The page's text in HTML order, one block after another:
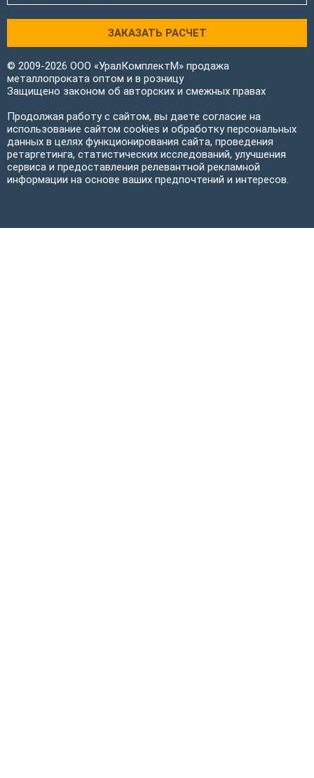
ЗАКАЗАТЬ РАСЧЕТ
© 2009-2026 ООО «УралКомплектМ» продажа
металлопроката оптом и в розницу
Защищено законом об авторских и смежных правах
Продолжая работу с сайтом, вы даете согласие на
использование сайтом cookies и обработку персональных
данных в целях функционирования сайта, проведения
ретаргетинга, статистических исследований, улучшения
сервиса и предоставления релевантной рекламной
информации на основе ваших предпочтений и интересов.